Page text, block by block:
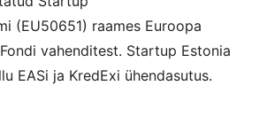
(EU50651) raames Euroopa
vahenditest. Startup Estonia
EASi ja KredExi ühendasutus.